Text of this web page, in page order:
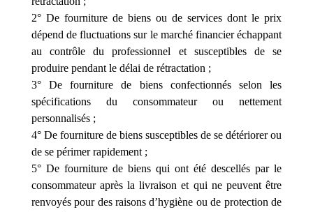
2° De fourniture de biens ou de services dont le prix
dépend de fluctuations sur le marché financier échappant
au contrôle du professionnel et susceptibles de se
produire pendant le délai de rétractation ;
3° De fourniture de biens confectionnés selon les
spécifications du consommateur ou nettement
personnalisés ;
4° De fourniture de biens susceptibles de se détériorer ou
de se périmer rapidement ;
5° De fourniture de biens qui ont été descellés par le
consommateur après la livraison et qui ne peuvent être
renvoyés pour des raisons d’hygiène ou de protection de